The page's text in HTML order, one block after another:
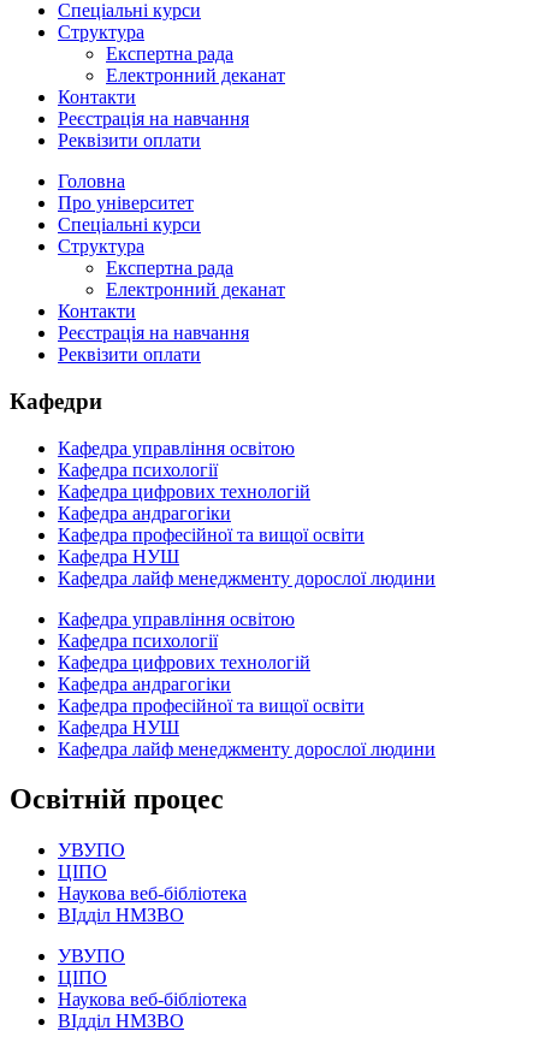
Спеціальні курси
Структура
Експертна рада
Електронний деканат
Контакти
Реєстрація на навчання
Реквізити оплати
Головна
Про університет
Спеціальні курси
Структура
Експертна рада
Електронний деканат
Контакти
Реєстрація на навчання
Реквізити оплати
Кафедри
Кафедра управління освітою
Кафедра психології
Кафедра цифрових технологій
Кафедра андрагогіки
Кафедра професійної та вищої освіти
Кафедра НУШ
Кафедра лайф менеджменту дорослої людини
Кафедра управління освітою
Кафедра психології
Кафедра цифрових технологій
Кафедра андрагогіки
Кафедра професійної та вищої освіти
Кафедра НУШ
Кафедра лайф менеджменту дорослої людини
Освітній процес
УВУПО
ЦІПО
Наукова веб-бібліотека
ВІдділ НМЗВО
УВУПО
ЦІПО
Наукова веб-бібліотека
ВІдділ НМЗВО